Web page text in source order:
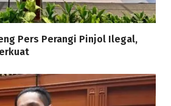
Pers Perangi Pinjol Ilegal,